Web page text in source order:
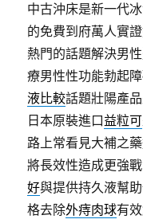
中古沖床是新一代
的免費到府萬人實
熱門的話題解決男
療男性性功能勃起
液比較話題壯陽產
日本原裝進口益粒可
路上常看見大補之
將長效性造成更強
好與提供持久液幫
格去除外痔肉球有